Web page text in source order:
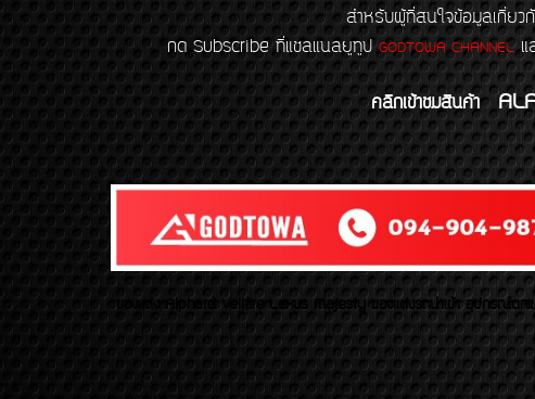
สำหรับผู้ที่สนใจข้อมูลเกี่ยว
กด Subscribe ที่แชลแนลยูทูปGODTOWA CHANNELแ
คลิกเข้าชมสินค้า
ของเเต่ง Alphard Vellfire Lexus Majesty ของเเต่งรถนำเข้า อุปกรณ์ตก